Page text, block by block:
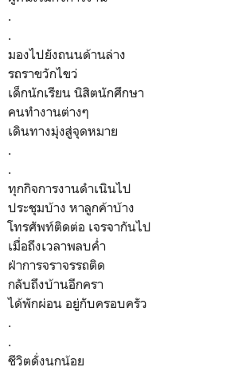
.
.
มองไปยังถนนด้านล่าง
รถราขวักไขว่
เด็กนักเรียน นิสิตนักศึกษา
คนทำงานต่างๆ
เดินทางมุ่งสู่จุดหมาย
.
.
ทุกกิจการงานดำเนินไป
ประชุมบ้าง หาลูกค้าบ้าง
โทรศัพท์ติดต่อ เจรจากันไป
เมื่อถึงเวลาพลบค่ำ
ฝ่าการจราจรรถติด
กลับถึงบ้านอีกครา
ได้พักผ่อน อยู่กับครอบครัว
.
.
ชีวิตดั่งนกน้อย